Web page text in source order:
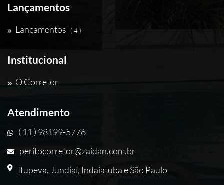
Lançamentos
Lançamentos ( 4 )
Institucional
O Corretor
Atendimento
( 11 ) 98199-5776
peritocorretor@zaidan.com.br
Itupeva, Jundiaí, Indaiatuba e São Paulo